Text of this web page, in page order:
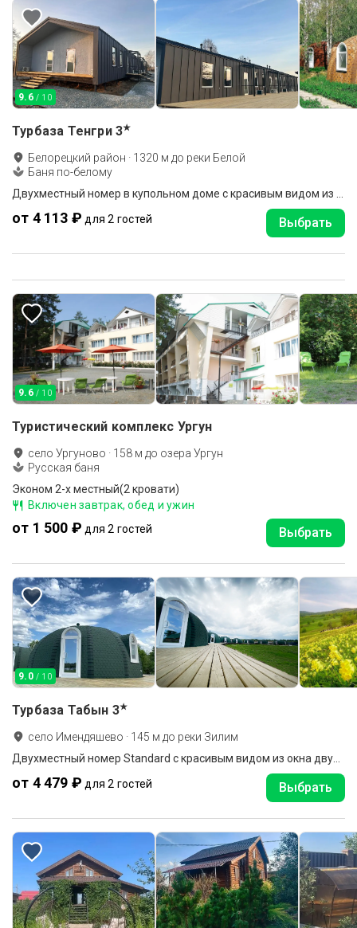
9.6 / 10
Турбаза Тенгри 3★
Белорецкий район · 1320 м до реки Белой
Баня по-белому
от 4 113 ₽ для 2 гостей Выбрать
9.6 / 10
Туристический комплекс Ургун
село Ургуново · 158 м до озера Ургун
Русская баня
Эконом 2-х местный(2 кровати)
Включен завтрак, обед и ужин
от 1 500 ₽ для 2 гостей Выбрать
9.0 / 10
Турбаза Табын 3★
село Имендяшево · 145 м до реки Зилим
от 4 479 ₽ для 2 гостей Выбрать